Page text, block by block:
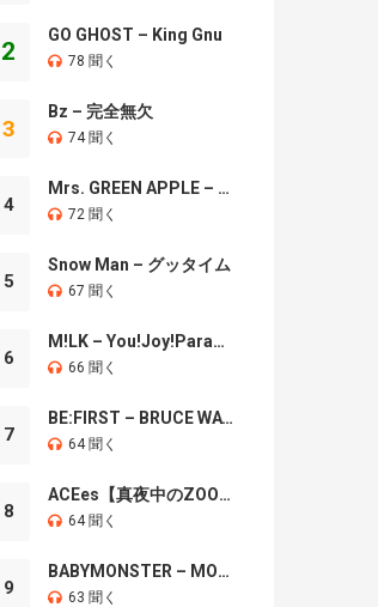
2
GO GHOST – King Gnu
78 聞く
3
Bz – 完全無欠
74 聞く
4
Mrs. GREEN APPLE – Brand New
72 聞く
5
Snow Man – グッタイム
67 聞く
6
M!LK – You!Joy!Parade!
66 聞く
7
BE:FIRST – BRUCE WAYNE
64 聞く
8
ACEes【真夜中のZOO】
64 聞く
9
BABYMONSTER – MOON
63 聞く